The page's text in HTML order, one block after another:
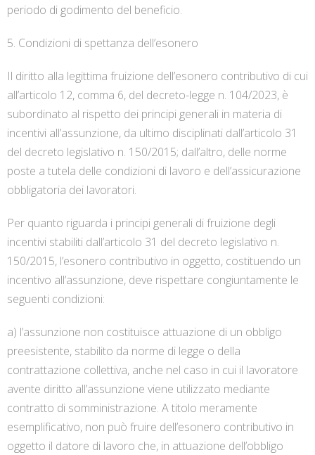
periodo di godimento del beneficio.
5. Condizioni di spettanza dell’esonero
Il diritto alla legittima fruizione dell’esonero contributivo di cui
all’articolo 12, comma 6, del decreto-legge n. 104/2023, è
subordinato al rispetto dei principi generali in materia di
incentivi all’assunzione, da ultimo disciplinati dall’articolo 31
del decreto legislativo n. 150/2015; dall’altro, delle norme
poste a tutela delle condizioni di lavoro e dell’assicurazione
obbligatoria dei lavoratori.
Per quanto riguarda i principi generali di fruizione degli
incentivi stabiliti dall’articolo 31 del decreto legislativo n.
150/2015, l’esonero contributivo in oggetto, costituendo un
incentivo all’assunzione, deve rispettare congiuntamente le
seguenti condizioni:
a) l’assunzione non costituisce attuazione di un obbligo
preesistente, stabilito da norme di legge o della
contrattazione collettiva, anche nel caso in cui il lavoratore
avente diritto all’assunzione viene utilizzato mediante
contratto di somministrazione. A titolo meramente
esemplificativo, non può fruire dell’esonero contributivo in
oggetto il datore di lavoro che, in attuazione dell’obbligo